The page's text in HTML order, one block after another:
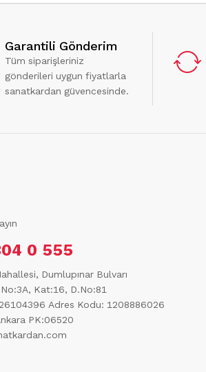
Garantili Gönderim
Tüm siparişleriniz
gönderileri uygun fiyatlarla
sanatkardan güvencesinde.
0 555
Dumlupınar Bulvarı
Kat:16, D.No:81
Adres Kodu: 1208886026
PK:06520